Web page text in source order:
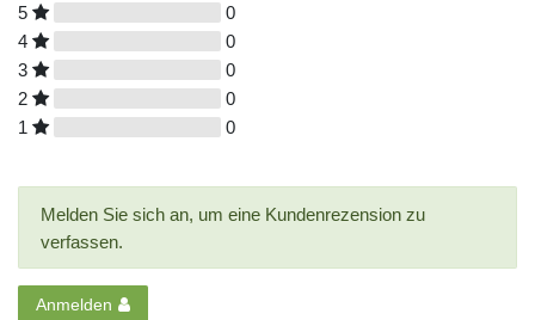
5
0
4
0
3
0
2
0
1
0
Melden Sie sich an, um eine Kundenrezension zu
verfassen.
Anmelden